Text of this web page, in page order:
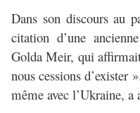
Dans son discours au
citation d’une
Golda Meir, qui
nous cessions d’exister
même avec l’Ukraine, a